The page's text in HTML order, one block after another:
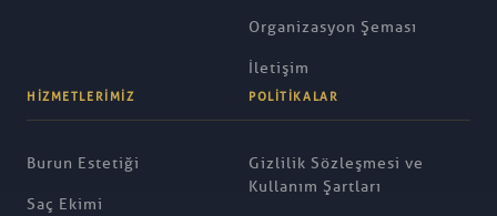
Organizasyon Şeması
İletişim
HIZMETLERIMIZ
Burun Estetiği
Saç Ekimi
POLITIKALAR
Gizlilik Sözleşmesi ve
Kullanım Şartları